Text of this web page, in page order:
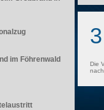
Die
im Föhrenwald